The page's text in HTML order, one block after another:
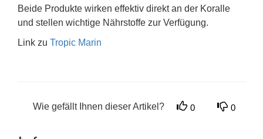
Beide Produkte wirken effektiv direkt an der Koralle
und stellen wichtige Nährstoffe zur Verfügung.
Link zu Tropic Marin
Wie gefällt Ihnen dieser Artikel? 0 0